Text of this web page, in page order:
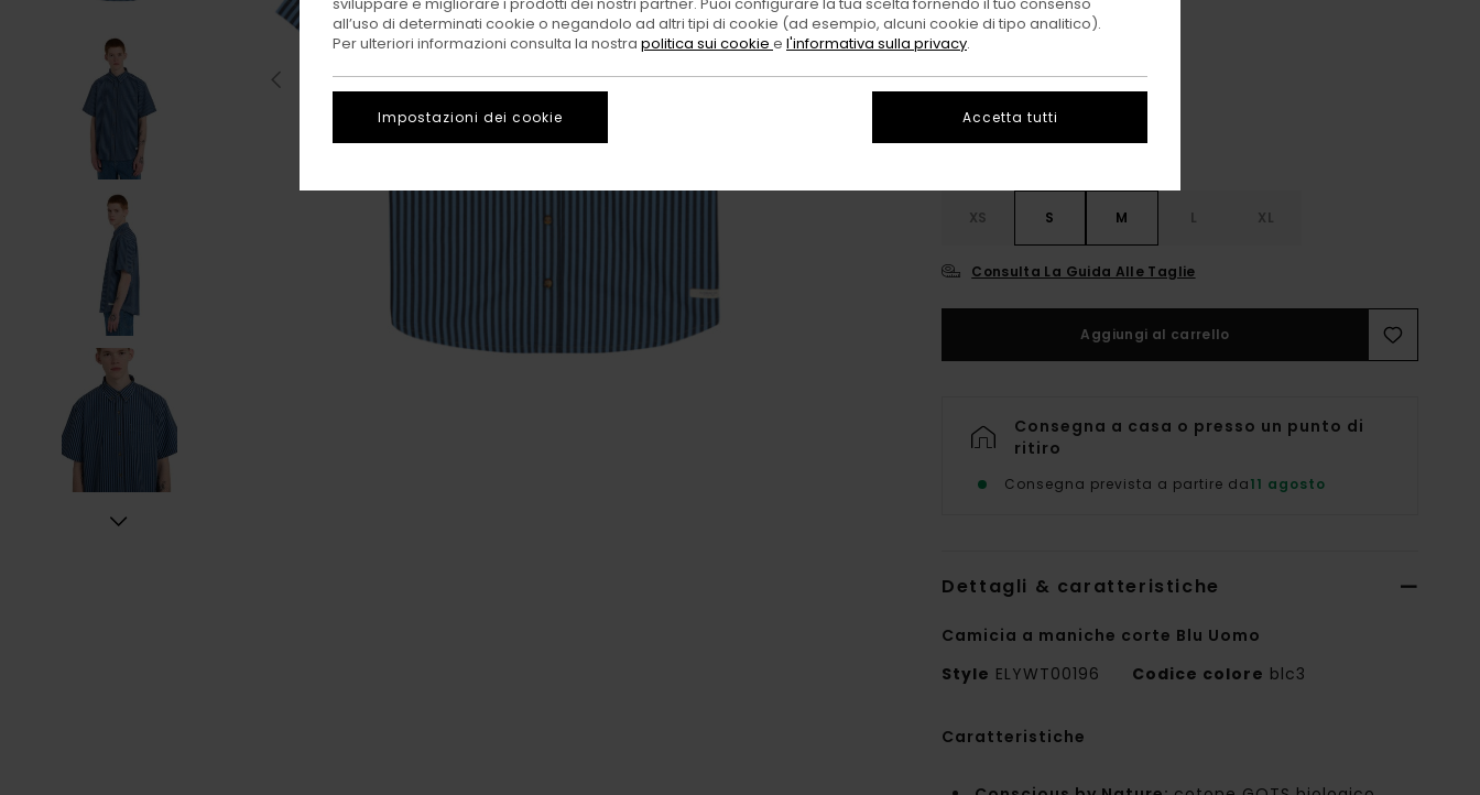
Riviera/offblack
XS S M L XL
Consulta La Guida Alle Taglie
Aggiungi al carrello
Consegna a casa o presso un punto di
ritiro
Consegna prevista a partire da11 agosto
Dettagli & caratteristiche
Camicia a maniche corte Blu Uomo
Style ELYWT00196 Codice colore blc3
Caratteristiche
all’uso di determinati cookie o negandolo ad altri tipi di cookie (ad esempio, alcuni cookie di tipo analitico).
Per ulteriori informazioni consulta la nostra politica sui cookie e l'informativa sulla privacy.
Impostazioni dei cookie Accetta tutti